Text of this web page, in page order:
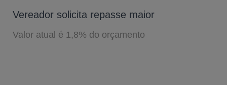
Vereador solicita repasse maior
Valor atual é 1,8% do orçamento